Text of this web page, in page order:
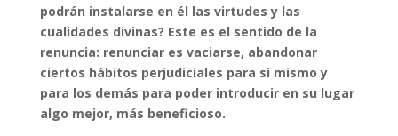
podrán instalarse en él las virtudes y las
cualidades divinas? Este es el sentido de la
renuncia: renunciar es vaciarse, abandonar
ciertos hábitos perjudiciales para sí mismo y
para los demás para poder introducir en su lugar
algo mejor, más beneficioso.